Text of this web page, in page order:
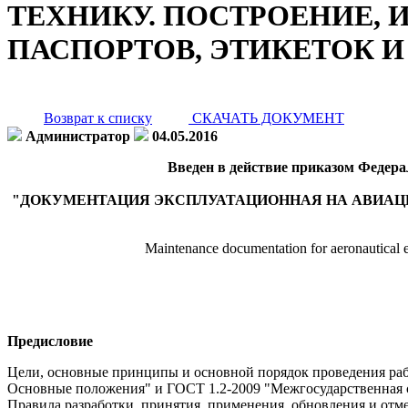
ТЕХНИКУ. ПОСТРОЕНИЕ,
ПАСПОРТОВ, ЭТИКЕТОК
Возврат к списку
СКАЧАТЬ ДОКУМЕНТ
Администратор
04.05.2016
Введен в действие приказом
"ДОКУМЕНТАЦИЯ ЭКСПЛУАТАЦИОННАЯ НА
Maintenance documentation for aeronautical
Предисловие
Цели, основные принципы и основной порядок проведения
Основные положения" и ГОСТ 1.2-2009 "Межгосударственная
Правила разработки, принятия, применения, обновления и